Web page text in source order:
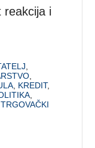
reakcija i
KREDIT,
,TRGOVAČKI